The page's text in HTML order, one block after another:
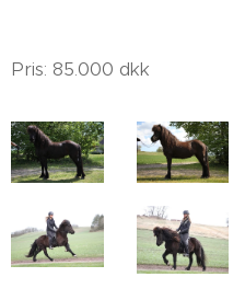
Pris: 85.000 dkk